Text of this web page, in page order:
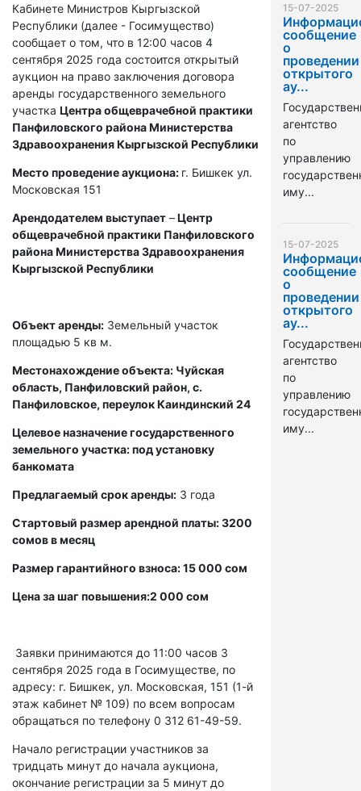
Кабинете Министров Кыргызской
Республики (далее - Госимущество)
сообщает о том, что в 12:00 часов 4
сентября 2025 года состоится открытый
аукцион на право заключения договора
аренды государственного земельного
участка Центра общеврачебной практики
Панфиловского района Министерства
Здравоохранения Кыргызской Республики
Место проведение аукциона: г. Бишкек ул.
Московская 151
Арендодателем выступает –Центр
общеврачебной практики Панфиловского
района Министерства Здравоохранения
Кыргызской Республики
Объект аренды: Земельный участок
площадью 5 кв м.
Местонахождение объекта: Чуйская
область, Панфиловский район, с.
Панфиловское, переулок Каиндинский 24
Целевое назначение государственного
земельного участка: под установку
банкомата
Предлагаемый срок аренды: 3 года
Стартовый размер арендной платы: 3200
сомов в месяц
Размер гарантийного взноса: 15 000 сом
Цена за шаг повышения:2 000 сом
Заявки принимаются до 11:00 часов 3
сентября 2025 года в Госимуществе, по
адресу: г. Бишкек, ул. Московская, 151 (1-й
этаж кабинет № 109) по всем вопросам
обращаться по телефону 0 312 61-49-59.
Начало регистрации участников за
тридцать минут до начала аукциона,
окончание регистрации за 5 минут до
15-07-2025
сообщение
о
проведении
открытого
ау...
агентство
по
управлению
иму...
15-07-2025
сообщение
о
проведении
открытого
ау...
агентство
по
управлению
иму...